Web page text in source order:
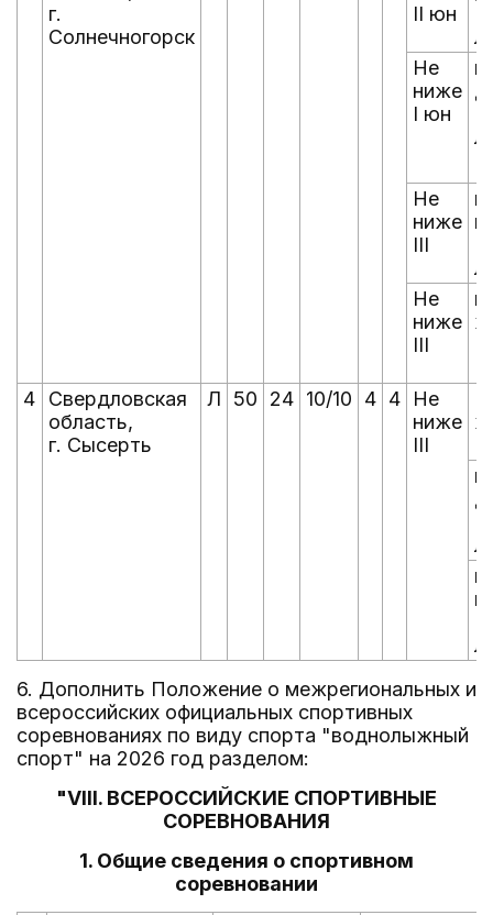
г.
Солнечногорск
II юн
Не
ниже
I юн
Не
ниже
III
Не
ниже
III
4
Свердловская
область,
г. Сысерть
Л 50 24 10/10 4 4
Не
ниже
III
6. Дополнить Положение о межрегиональных и
всероссийских официальных спортивных
соревнованиях по виду спорта "воднолыжный
спорт" на 2026 год разделом:
"VIII. ВСЕРОССИЙСКИЕ СПОРТИВНЫЕ
СОРЕВНОВАНИЯ
1. Общие сведения о спортивном
соревновании